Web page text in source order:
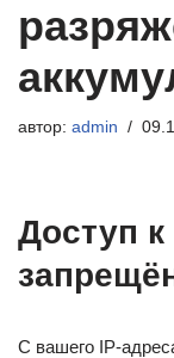
автор: admin
Доступ
С вашего IP-